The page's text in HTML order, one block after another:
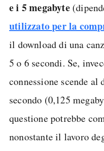
e i 5 megabyte
utilizzato per la
il download di una
5 o 6 secondi. Se,
connessione scende
secondo (0,125
questione potrebbe
nonostante il lavoro